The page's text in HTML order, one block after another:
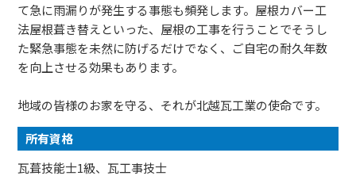
て急に雨漏りが発生する事態も頻発します。屋根カバー工
法屋根葺き替えといった、屋根の工事を行うことでそうし
た緊急事態を未然に防げるだけでなく、ご自宅の耐久年数
を向上させる効果もあります。
地域の皆様のお家を守る、それが北越瓦工業の使命です。
所有資格
瓦葺技能士1級、瓦工事技士